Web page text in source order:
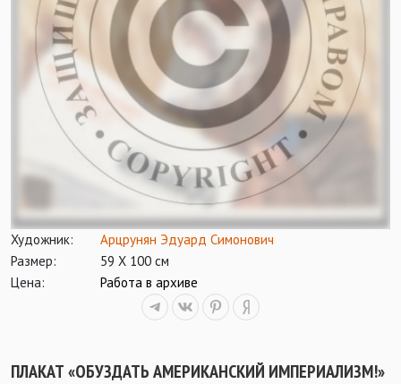
Художник:
Арцрунян Эдуард Симонович
Размер:
59 Х 100 см
Цена:
Работа в архиве
ПЛАКАТ «ОБУЗДАТЬ АМЕРИКАНСКИЙ ИМПЕРИАЛИЗМ!»